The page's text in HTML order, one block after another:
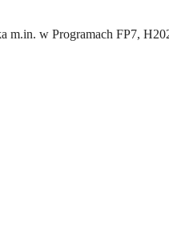
m.in. w Programach FP7,